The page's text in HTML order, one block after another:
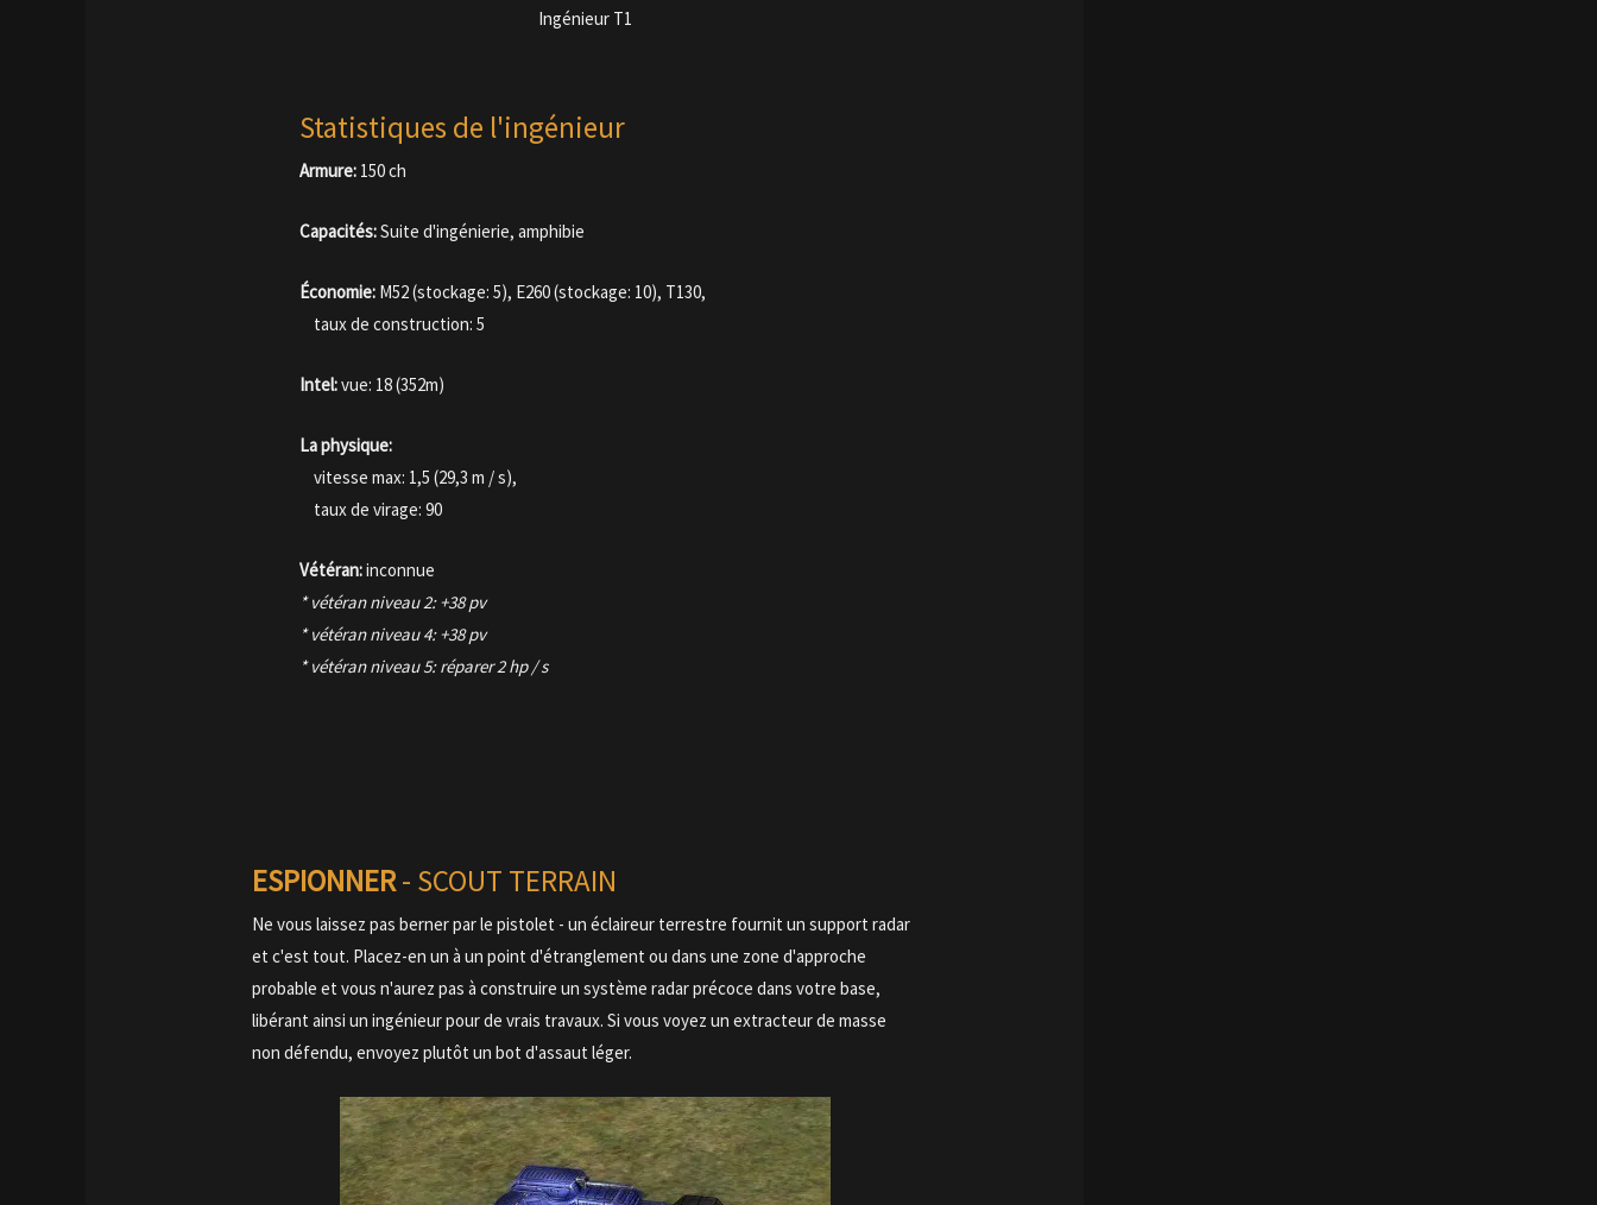
Ingénieur T1
Statistiques de l'ingénieur
Armure: 150 ch
Capacités:Suite d'ingénierie, amphibie
Économie: M52 (stockage: 5), E260 (stockage: 10), T130,
taux de construction: 5
Intel:vue: 18 (352m)
La physique:
vitesse max: 1,5 (29,3 m / s),
taux de virage: 90
Vétéran:inconnue
* vétéran niveau 2: +38 pv
* vétéran niveau 4: +38 pv
* vétéran niveau 5: réparer 2 hp / s
ESPIONNER- SCOUT TERRAIN
Ne vous laissez pas berner par le pistolet - un éclaireur terrestre fournit un support radar
et c'est tout. Placez-en un à un point d'étranglement ou dans une zone d'approche
probable et vous n'aurez pas à construire un système radar précoce dans votre base,
libérant ainsi un ingénieur pour de vrais travaux. Si vous voyez un extracteur de masse
non défendu, envoyez plutôt un bot d'assaut léger.